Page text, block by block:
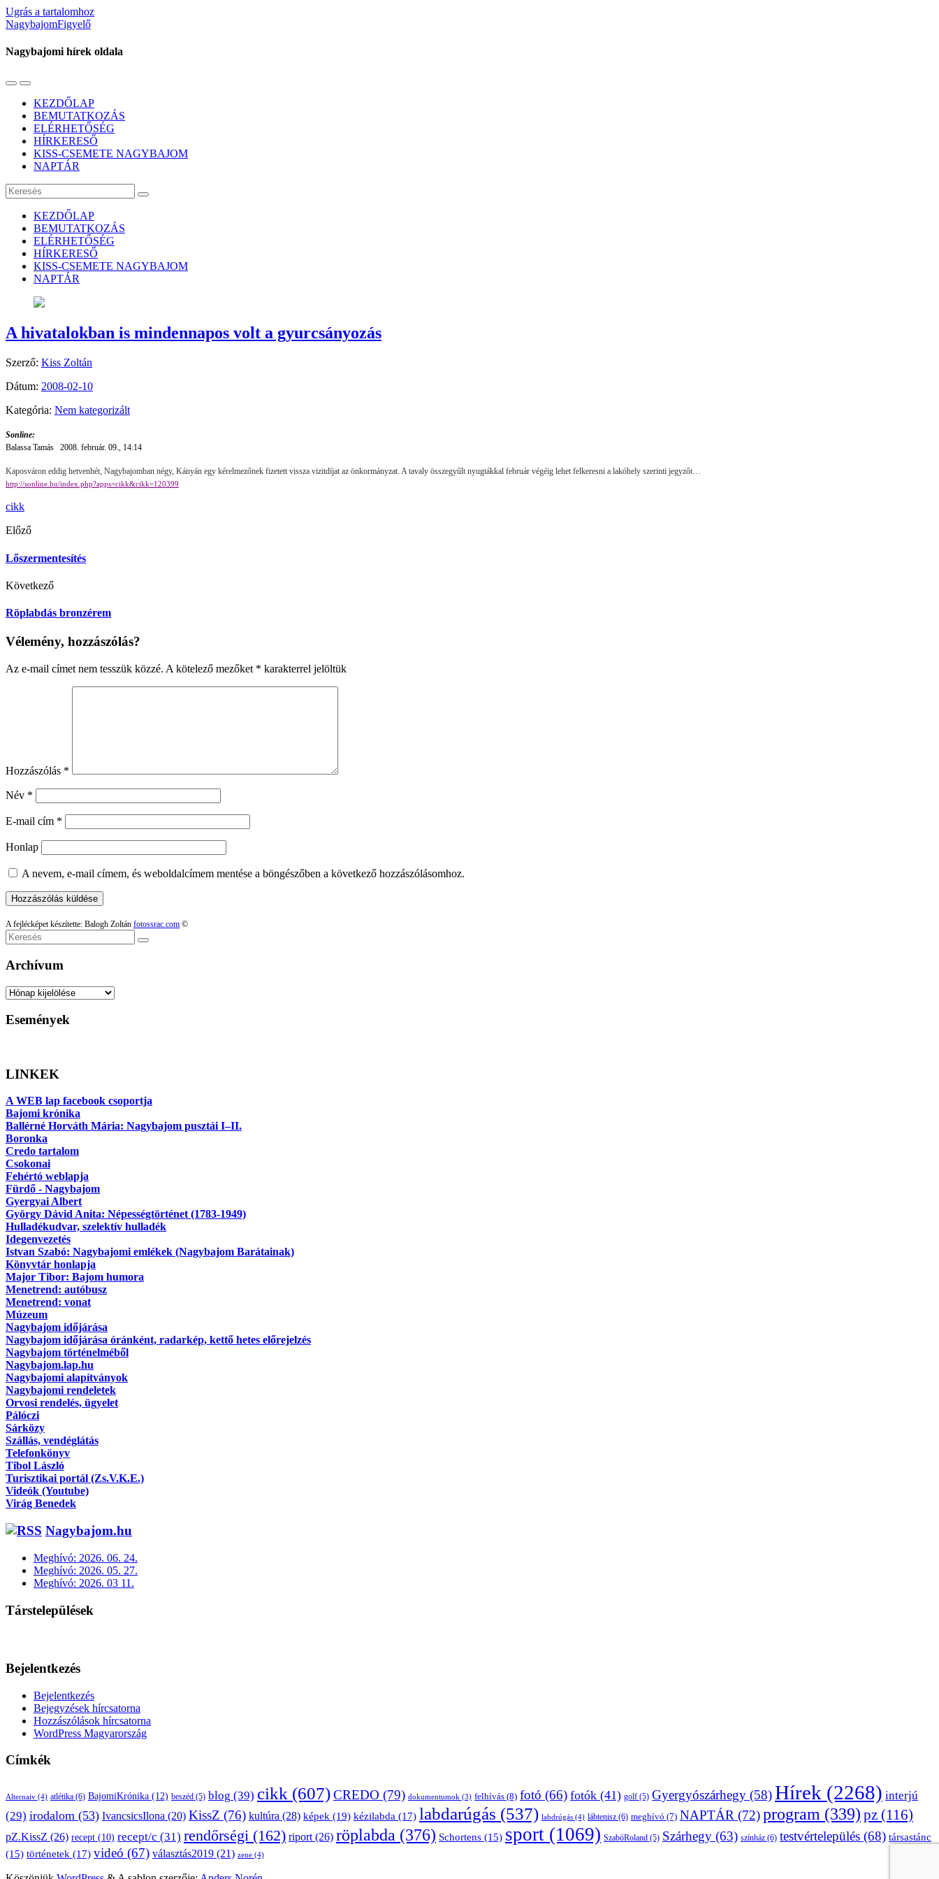
Ugrás a tartalomhoz
NagybajomFigyelő
Nagybajomi hírek oldala
Váltás
mobil
menüre
Használja
keresés
mezőt
KEZDŐLAP
BEMUTATKOZÁS
ELÉRHETŐSÉG
HÍRKERESŐ
KISS-CSEMETE NAGYBAJOM
NAPTÁR
Keresés
KEZDŐLAP
BEMUTATKOZÁS
ELÉRHETŐSÉG
HÍRKERESŐ
KISS-CSEMETE NAGYBAJOM
NAPTÁR
A hivatalokban is mindennapos volt a gyurcsányozás
Szerző: Kiss Zoltán
Dátum: 2008-02-10
Kategória: Nem kategorizált
Sonline:
Balassa Tamás 2008. február. 09., 14:14
Kaposváron eddig hetvenhét, Nagybajomban négy, Kányán egy kérelmezőnek fizetett vissza vizitdíjat az önkormányzat. A tavaly összegyűlt nyugtákkal február végéig lehet felkeresni a lakóhely szerinti jegyzőt…
http://sonline.hu/index.php?apps=cikk&cikk=120399
cikk
Előző
Lőszermentesítés
Következő
Röplabdás bronzérem
Vélemény, hozzászólás?
Az e-mail címet nem tesszük közzé. A kötelező mezőket * karakterrel jelöltük
Hozzászólás *
Név *
E-mail cím *
Honlap
A nevem, e-mail címem, és weboldalcímem mentése a böngészőben a következő hozzászólásomhoz.
A fejlécképet készítette: Balogh Zoltán fotossrac.com ©
Keresés
Archívum
Archívum
Események
LINKEK
A WEB lap facebook csoportja
Bajomi krónika
Ballérné Horváth Mária: Nagybajom pusztái I–II.
Boronka
Credo tartalom
Csokonai
Fehértó weblapja
Fürdő - Nagybajom
Gyergyai Albert
György Dávid Anita: Népességtörténet (1783-1949)
Hulladékudvar, szelektív hulladék
Idegenvezetés
Istvan Szabó: Nagybajomi emlékek (Nagybajom Barátainak)
Könyvtár honlapja
Major Tibor: Bajom humora
Menetrend: autóbusz
Menetrend: vonat
Múzeum
Nagybajom időjárása
Nagybajom időjárása óránként, radarkép, kettő hetes előrejelzés
Nagybajom történelméből
Nagybajom.lap.hu
Nagybajomi alapítványok
Nagybajomi rendeletek
Orvosi rendelés, ügyelet
Pálóczi
Sárközy
Szállás, vendéglátás
Telefonkönyv
Tibol László
Turisztikai portál (Zs.V.K.E.)
Videók (Youtube)
Virág Benedek
Nagybajom.hu
Meghívó: 2026. 06. 24.
Meghívó: 2026. 05. 27.
Meghívó: 2026. 03 11.
Társtelepülések
Bejelentkezés
Bejelentkezés
Bejegyzések hírcsatorna
Hozzászólások hírcsatorna
WordPress Magyarország
Címkék
Alternaiv (4) atlétika (6) BajomiKrónika (12) beszéd (5) blog (39) cikk (607)CREDO (79) dokumentumok (3) felhívás (8) fotó (66) fotók (41) golf (5) Gyergyószárhegy (58)Hírek (2268) interjú
(29) irodalom (53) IvancsicsIlona (20) KissZ (76) kultúra (28) képek (19) kézilabda (17) labdarúgás (537) labdrúgás (4) lábtenisz (6) meghívó (7) NAPTÁR (72)program (339) pz (116)
pZ.KissZ (26) recept (10) recept/c (31) rendőrségi (162) riport(26) röplabda (376) Schortens (15) sport (1069) SzabóRoland (5) Szárhegy (63) színház (6) testvértelepülés (68) társastánc
(15) történetek (17) videó (67) választás2019 (21) zene (4)